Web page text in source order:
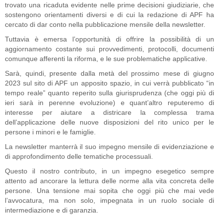
trovato una ricaduta evidente nelle prime decisioni giudiziarie, che
sostengono orientamenti diversi e di cui la redazione di APF ha
cercato di dar conto nella pubblicazione mensile della newsletter.
Tuttavia è emersa l’opportunità di offrire la possibilità di un
aggiornamento costante sui provvedimenti, protocolli, documenti
comunque afferenti la riforma, e le sue problematiche applicative.
Sarà, quindi, presente dalla metà del prossimo mese di giugno
2023 sul sito di APF un apposito spazio, in cui verrà pubblicato “in
tempo reale” quanto reperito sulla giurisprudenza (che oggi più di
ieri sarà in perenne evoluzione) e quant’altro reputeremo di
interesse per aiutare a districare la complessa trama
dell’applicazione delle nuove disposizioni del rito unico per le
persone i minori e le famiglie.
La newsletter manterrà il suo impegno mensile di evidenziazione e
di approfondimento delle tematiche processuali.
Questo il nostro contributo, in un impegno esegetico sempre
attento ad ancorare la lettura delle norme alla vita concreta delle
persone. Una tensione mai sopita che oggi più che mai vede
l’avvocatura, ma non solo, impegnata in un ruolo sociale di
intermediazione e di garanzia.